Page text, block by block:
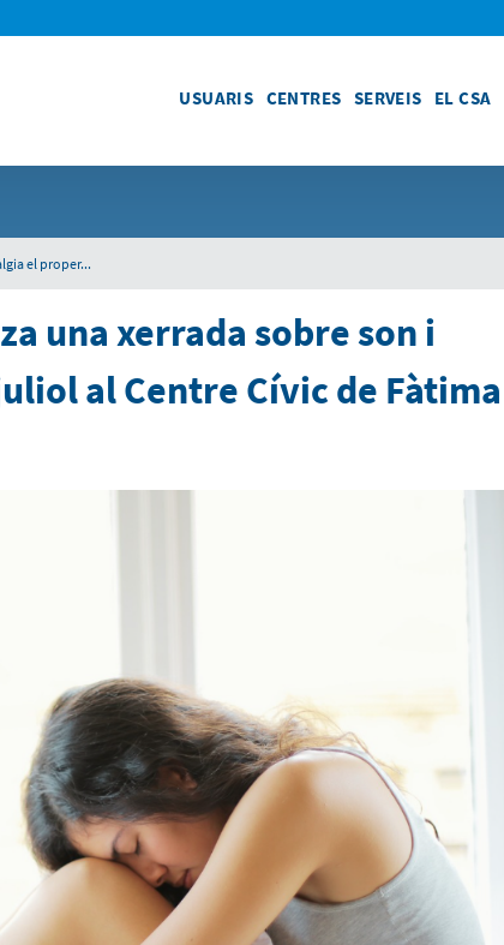
USUARIS CENTRES SERVEIS EL CSA
el proper...
una xerrada sobre son i
al Centre Cívic de Fàtima